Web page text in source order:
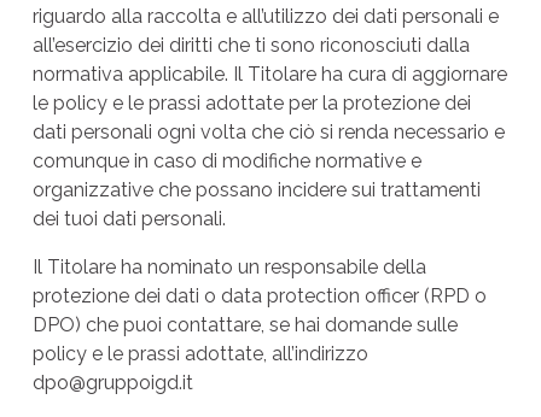
IL TUO BUSINESS AL CENTRO
CONTATTI
riguardo alla raccolta e all’utilizzo dei dati personali e
all’esercizio dei diritti che ti sono riconosciuti dalla
normativa applicabile. Il Titolare ha cura di aggiornare
le policy e le prassi adottate per la protezione dei
dati personali ogni volta che ciò si renda necessario e
comunque in caso di modifiche normative e
organizzative che possano incidere sui trattamenti
dei tuoi dati personali.
Il Titolare ha nominato un responsabile della
protezione dei dati o data protection officer (RPD o
DPO) che puoi contattare, se hai domande sulle
policy e le prassi adottate, all’indirizzo
dpo@gruppoigd.it